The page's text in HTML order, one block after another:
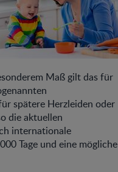
Maß gilt das für
spätere Herzleiden oder
die aktuellen
internationale
Tage und eine mögliche